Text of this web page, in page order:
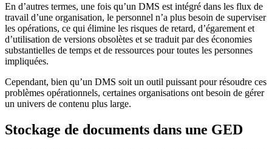
En d’autres termes, une fois qu’un DMS est intégré dans les flux de
travail d’une organisation, le personnel n’a plus besoin de superviser
les opérations, ce qui élimine les risques de retard, d’égarement et
d’utilisation de versions obsolètes et se traduit par des économies
substantielles de temps et de ressources pour toutes les personnes
impliquées.
Cependant, bien qu’un DMS soit un outil puissant pour résoudre ces
problèmes opérationnels, certaines organisations ont besoin de gérer
un univers de contenu plus large.
Stockage de documents dans une GED